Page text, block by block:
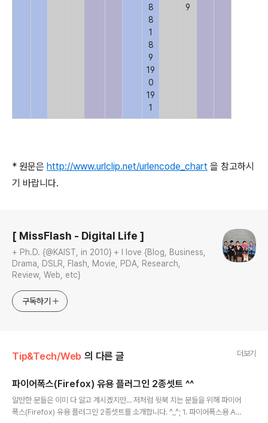
8
8
1
8
9
19
0
19
1
9
* 원문은 http://www.urlclip.net/urlencode_chart 을 참고하시
기 바랍니다.
[ MissFlash - Digital Life ]
+ Ph.D. {@KAIST, in 2010} + I love {Blog, Business,
Drama, DSLR, Flash, Movie, PDA, Research,
Review, Web, etc}
구독하기
Tip&Tech/Web 의 다른 글 더보기
파이어폭스(Firefox) 유용 플러그인 2종셋트 ^^
알만한 분들은 이미 다 알고 계시겠지만... 저처럼 뒷북 치는 분들을 위해 파이어
폭스(Firefox) 유용 플러그인 2종셋트를 소개합니다. ^_^; 1. 파이어폭스용 All